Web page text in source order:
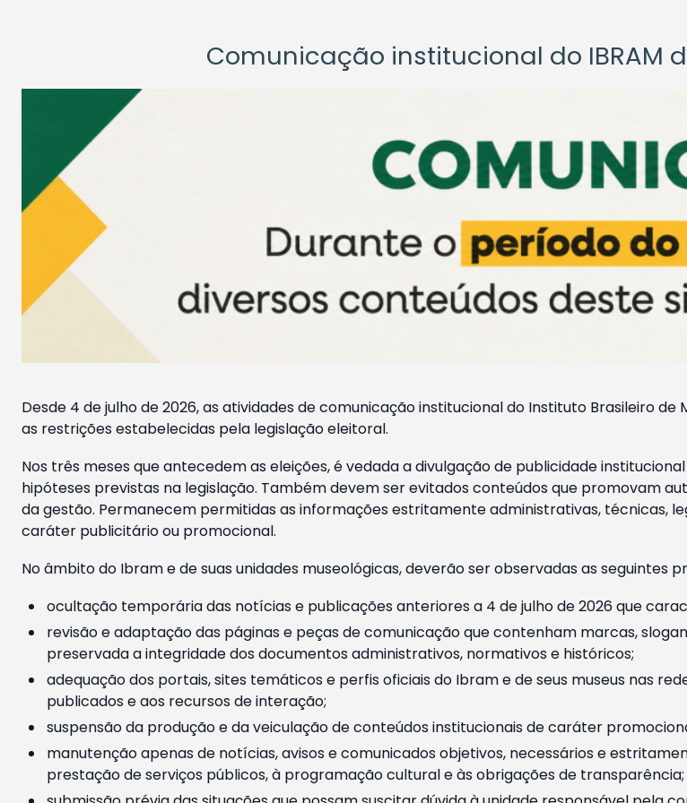
Comunicação institucional do IBRAM
Desde 4 de julho de 2026, as atividades de comunicação institucional do Instituto Brasileiro
as restrições estabelecidas pela legislação eleitoral.
Nos três meses que antecedem as eleições, é vedada a divulgação de publicidade
hipóteses previstas na legislação. Também devem ser evitados conteúdos que promovam
da gestão. Permanecem permitidas as informações estritamente administrativas, técnicas,
caráter publicitário ou promocional.
No âmbito do Ibram e de suas unidades museológicas, deverão ser observadas as seguintes
ocultação temporária das notícias e publicações anteriores a 4 de julho de 2026 que
revisão e adaptação das páginas e peças de comunicação que contenham marcas,
preservada a integridade dos documentos administrativos, normativos e históricos;
adequação dos portais, sites temáticos e perfis oficiais do Ibram e de seus museus nas
publicados e aos recursos de interação;
suspensão da produção e da veiculação de conteúdos institucionais de caráter
manutenção apenas de notícias, avisos e comunicados objetivos, necessários e
prestação de serviços públicos, à programação cultural e às obrigações de transparência;